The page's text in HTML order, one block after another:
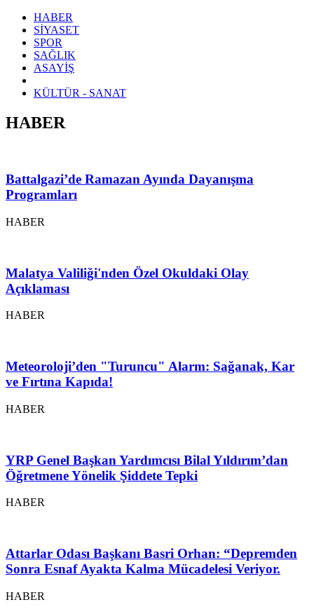
HABER
SİYASET
SPOR
SAĞLIK
ASAYİŞ
KÜLTÜR - SANAT
HABER
Battalgazi’de Ramazan Ayında Dayanışma
Programları
HABER
Malatya Valiliği'nden Özel Okuldaki Olay
Açıklaması
HABER
Meteoroloji’den "Turuncu" Alarm: Sağanak, Kar
ve Fırtına Kapıda!
HABER
YRP Genel Başkan Yardımcısı Bilal Yıldırım’dan
Öğretmene Yönelik Şiddete Tepki
HABER
Attarlar Odası Başkanı Basri Orhan: “Depremden
Sonra Esnaf Ayakta Kalma Mücadelesi Veriyor.
HABER